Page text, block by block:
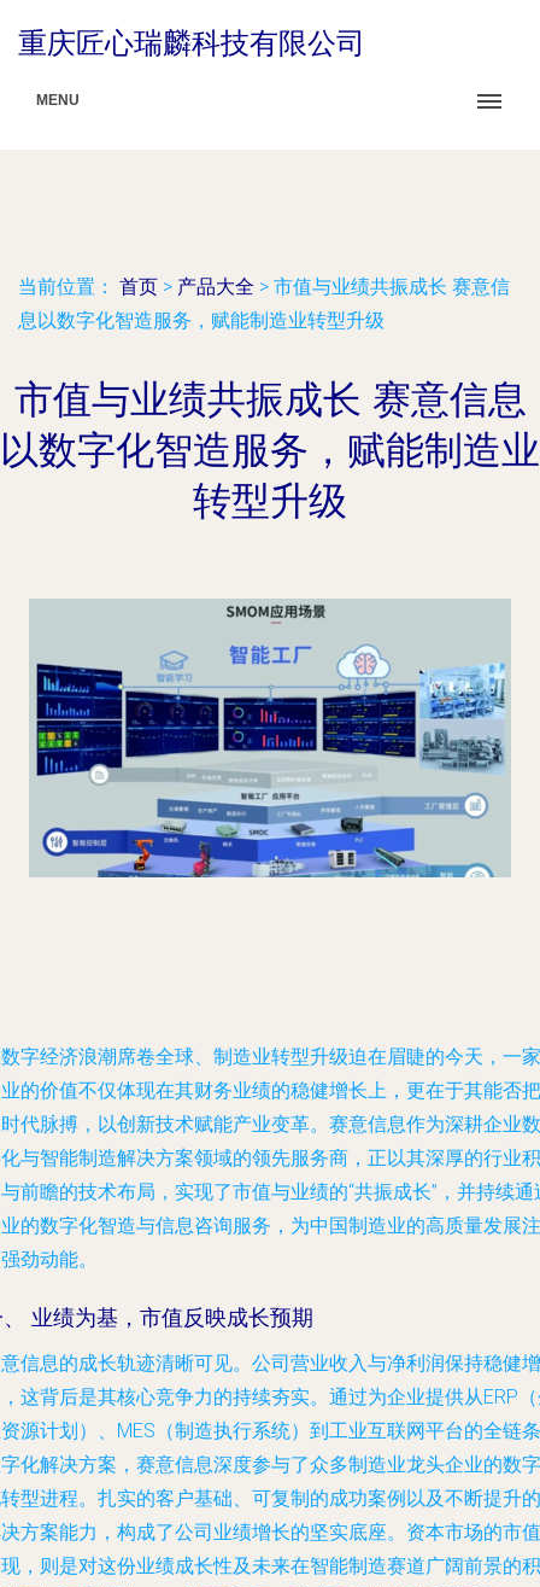
重庆匠心瑞麟科技有限公司
MENU
当前位置： 首页 > 产品大全 > 市值与业绩共振成长 赛意信
息以数字化智造服务，赋能制造业转型升级
市值与业绩共振成长 赛意信息
以数字化智造服务，赋能制造业
转型升级
字经济浪潮席卷全球、制造业转型升级迫在眉睫的今天，一家
的价值不仅体现在其财务业绩的稳健增长上，更在于其能否把
代脉搏，以创新技术赋能产业变革。赛意信息作为深耕企业数
与智能制造解决方案领域的领先服务商，正以其深厚的行业积
前瞻的技术布局，实现了市值与业绩的“共振成长”，并持续通
的数字化智造与信息咨询服务，为中国制造业的高质量发展注
劲动能。
业绩为基，市值反映成长预期
信息的成长轨迹清晰可见。公司营业收入与净利润保持稳健增
这背后是其核心竞争力的持续夯实。通过为企业提供从ERP
源计划）、MES（制造执行系统）到工业互联网平台的全链条
化解决方案，赛意信息深度参与了众多制造业龙头企业的数字
型进程。扎实的客户基础、可复制的成功案例以及不断提升的
方案能力，构成了公司业绩增长的坚实底座。资本市场的市值
，则是对这份业绩成长性及未来在智能制造赛道广阔前景的积